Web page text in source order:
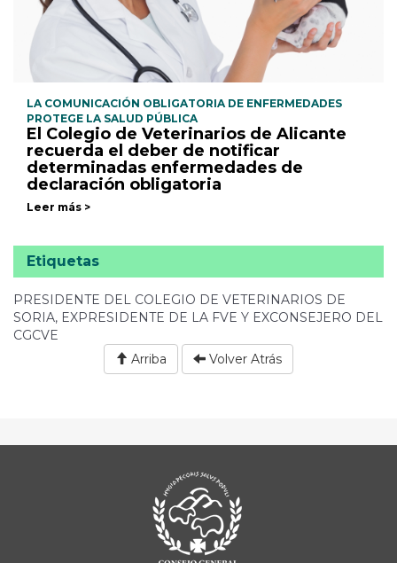
LA COMUNICACIÓN OBLIGATORIA DE ENFERMEDADES
PROTEGE LA SALUD PÚBLICA
El Colegio de Veterinarios de Alicante
recuerda el deber de notificar
determinadas enfermedades de
declaración obligatoria
Leer más >
Etiquetas
PRESIDENTE DEL COLEGIO DE VETERINARIOS DE
SORIA, EXPRESIDENTE DE LA FVE Y EXCONSEJERO DEL
CGCVE
Arriba
Volver Atrás